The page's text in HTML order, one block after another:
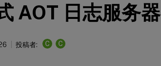
AOT 日志服务器
投稿者: C C